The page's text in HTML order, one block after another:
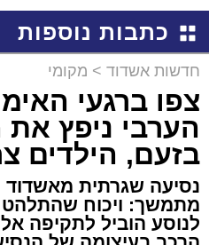
כתבות נוספות
חדשות אשדוד > מקומי
צפו ברגעי
הערבי ניפץ
בזעם, הילדים
נסיעה שגרתית מאשדוד
מתמשך: ויכוח שהתלהט
לנוסע הוביל לתקיפה